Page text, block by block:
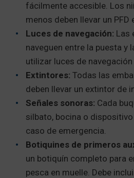
fácilmente accesible. Los
menos deben llevar un
Luces de navegación: Las
naveguen entre la puesta y
utilizar luces de
Extintores: Todas las
deben llevar un extintor de
Señales sonoras: Cada
silbato, bocina o
caso de emergencia.
Botiquines de primeros
un botiquín completo para
pesca en muelle. Debe